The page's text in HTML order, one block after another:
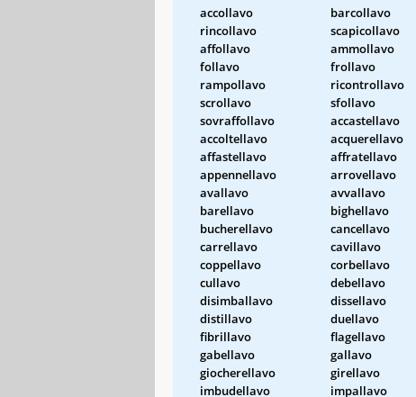
accollavo barcollavo
rincollavo
scapicollavo
affollavo
ammollavo
follavo
frollavo
rampollavo
ricontrollavo
scrollavo
sfollavo
sovraffollavo
accastellavo
accoltellavo
acquerellavo
affastellavo
affratellavo
appennellavo
arrovellavo
avallavo
avvallavo
barellavo
bighellavo
bucherellavo
cancellavo
carrellavo
cavillavo
coppellavo
corbellavo
cullavo
debellavo
disimballavo
dissellavo
distillavo
duellavo
fibrillavo
flagellavo
gabellavo
gallavo
giocherellavo
girellavo
imbudellavo
impallavo